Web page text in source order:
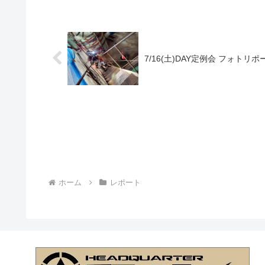
7/16(土)DAY定例会 フォトリポ
ホーム レポート